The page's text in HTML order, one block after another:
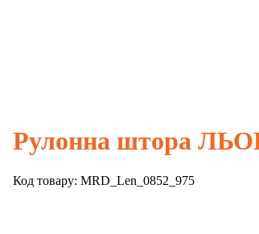
Рулонна штора
Код товару: MRD_Len_0852_975